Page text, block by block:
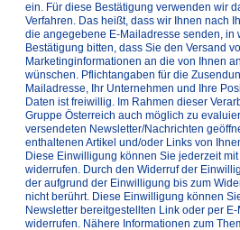
ein. Für diese Bestätigung verwenden wir
Verfahren. Das heißt, dass wir Ihnen nach
die angegebene E-Mailadresse senden, in
Bestätigung bitten, dass Sie den Versand
Marketinginformationen an die von Ihnen
wünschen. Pflichtangaben für die
Mailadresse, Ihr Unternehmen und Ihre
Daten ist freiwillig. Im Rahmen dieser
Gruppe Österreich auch möglich zu
versendeten Newsletter/Nachrichten
enthaltenen Artikel und/oder Links von
Diese Einwilligung können Sie jederzeit
widerrufen. Durch den Widerruf der
der aufgrund der Einwilligung bis zum
nicht berührt. Diese Einwilligung können
Newsletter bereitgestellten Link oder per E-
widerrufen. Nähere Informationen zum